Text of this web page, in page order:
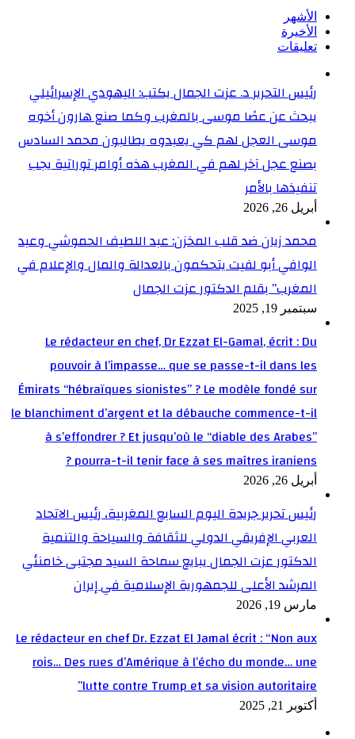
الأشهر
الأخيرة
تعليقات
رئيس التحرير د. عزت الجمال يكتب: اليهودي الإسرائيلي
يبحث عن عصًا موسى بالمغرب وكما صنع هارون أخوه
موسى العجل لهم كي يعبدوه يطالبون محمد السادس
بصنع عجل آخر لهم في المغرب هذه أوامر توراتية يجب
تنفيذها بالأمر
أبريل 26, 2026
محمد زيان ضد قلب المخزن: عبد اللطيف الحموشي وعبد
الوافي أبو لفيت يتحكمون بالعدالة والمال والإعلام في
المغرب” بقلم الدكتور عزت الجمال
سبتمبر 19, 2025
Le rédacteur en chef, Dr Ezzat El-Gamal, écrit : Du
pouvoir à l’impasse… que se passe-t-il dans les
Émirats “hébraïques sionistes” ? Le modèle fondé sur
le blanchiment d’argent et la débauche commence-t-il
à s’effondrer ? Et jusqu’où le “diable des Arabes”
pourra-t-il tenir face à ses maîtres iraniens ?
أبريل 26, 2026
رئيس تحرير جريدة اليوم السابع المغربية، رئيس الاتحاد
العربي الإفريقي الدولي للثقافة والسياحة والتنمية
الدكتور عزت الجمال يبايع سماحة السيد مجتبى خامنئي
المرشد الأعلى للجمهورية الإسلامية في إيران
مارس 19, 2026
Le rédacteur en chef Dr. Ezzat El Jamal écrit : “Non aux
rois… Des rues d’Amérique à l’écho du monde… une
lutte contre Trump et sa vision autoritaire”
أكتوبر 21, 2025